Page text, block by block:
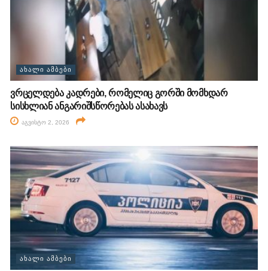
ᲐᲮᲐᲚᲘ ᲐᲛᲑᲔᲑᲘ
ვრცელდება კადრები, რომელიც გორში მომხდარ
სისხლიან ანგარიშსწორებას ასახავს
აგვისტო 2, 2026
ᲐᲮᲐᲚᲘ ᲐᲛᲑᲔᲑᲘ